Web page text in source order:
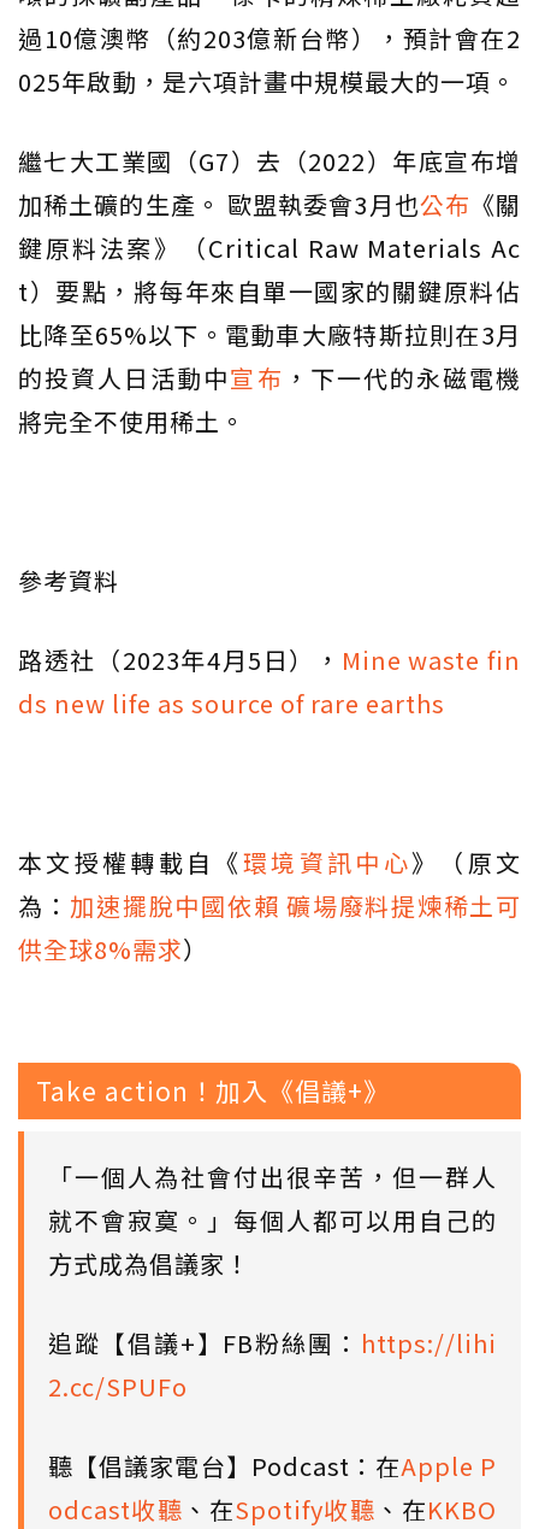
過10億澳幣（約203億新台幣），預計會在2
025年啟動，是六項計畫中規模最大的一項。
繼七大工業國（G7）去（2022）年底宣布增
加稀土礦的生產。 歐盟執委會3月也公布 《關
鍵原料法案》（Critical Raw Materials Ac
t）要點，將每年來自單一國家的關鍵原料佔
比降至65%以下。電動車大廠特斯拉則在3月
的投資人日活動中宣布 ，下一代的永磁電機
將完全不使用稀土。
參考資料
路透社（2023年4月5日）， Mine waste fin
ds new life as source of rare earths
本文授權轉載自《環境資訊中心》（原文
為： 加速擺脫中國依賴 礦場廢料提煉稀土可
供全球8%需求）
Take action！加入《倡議+》
「一個人為社會付出很辛苦，但一群人
就不會寂寞。」每個人都可以用自己的
方式成為倡議家！
追蹤【倡議+】FB粉絲團： https://lihi
2.cc/SPUFo
聽【倡議家電台】Podcast：在Apple P
odcast收聽 、在Spotify收聽 、在KKBO